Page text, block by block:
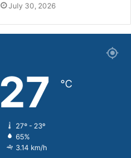
July 30, 2026
27 ℃
27º - 23º
65%
3.14 km/h